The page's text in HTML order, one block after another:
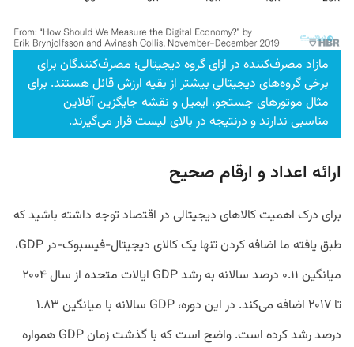
مازاد مصرف‌کننده در ازای گروه دیجیتالی؛ مصرف‌کنندگان برای
برخی گروه‌های دیجیتالی بیشتر از بقیه ارزش قائل هستند. برای
مثال موتورهای جستجو، ایمیل و نقشه جایگزین آفلاین
مناسبی ندارند و درنتیجه در بالای لیست قرار می‌گیرند.
ارائه اعداد و ارقام صحیح
برای درک اهمیت کالاهای دیجیتالی در اقتصاد توجه داشته باشید که
طبق یافته ما اضافه کردن تنها یک کالای دیجیتال-فیسبوک-در GDP،
میانگین ۰.۱۱ درصد سالانه به رشد GDP ایالات متحده از سال ۲۰۰۴
تا ۲۰۱۷ اضافه می‌کند. در این دوره، GDP سالانه با میانگین ۱.۸۳
درصد رشد کرده است. واضح است که با گذشت زمان GDP همواره